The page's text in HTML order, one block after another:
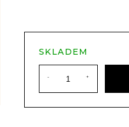
SKLADEM